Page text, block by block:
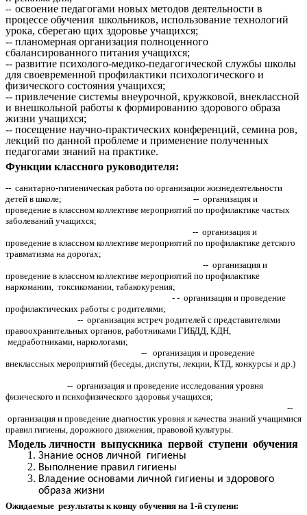
-- освоение педагогами новых методов деятельности в
процессе обучения школьников, использование технологий
урока, сберегаю щих здоровье учащихся;
-- планомерная организация полноценного
сбалансированного питания учащихся;
-- развитие психолого-медико-педагогической службы школы
для своевременной профилактики психологического и
физического состояния учащихся;
-- привлечение системы внеурочной, кружковой, внеклассной
и внешкольной работы к формированию здорового образа
жизни учащихся;
-- посещение научно-практических конференций, семина ров,
лекций по данной проблеме и применение полученных
педагогами знаний на практике.
Функции классного руководителя:
-- санитарно-гигиеническая работа по организации жизнедеятельности
детей в школе; -- организация и
проведение в классном коллективе мероприятий по профилактике частых
заболеваний учащихся;
-- организация и
проведение в классном коллективе мероприятий по профилактике детского
травматизма на дорогах;
-- организация и
проведение в классном коллективе мероприятий по профилактике
наркомании, токсикомании, табакокурения;
- - организация и проведение
профилактических работы с родителями;
-- организация встреч родителей с представителями
правоохранительных органов, работниками ГИБДД, КДН,
медработниками, наркологами;
-- организация и проведение
внеклассных мероприятий (беседы, диспуты, лекции, КТД, конкурсы и др.)
-- организация и проведение исследования уровня
физического и психофизического здоровья учащихся;
--
организация и проведение диагностик уровня и качества знаний учащимися
правил гигиены, дорожного движения, правовой культуры.
Модель личности выпускника первой ступени обучения
Знание основ личной гигиены
Выполнение правил гигиены
Владение основами личной гигиены и здорового
образа жизни
Ожидаемые результаты к концу обучения на 1-й ступени: